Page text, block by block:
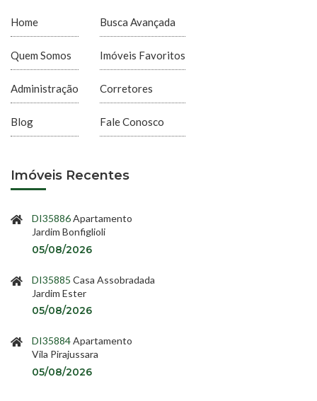
Home
Quem Somos
Administração
Blog
Busca Avançada
Imóveis Favoritos
Corretores
Fale Conosco
Imóveis Recentes
DI35886Apartamento
Jardim Bonfiglioli
05/08/2026
DI35885 Casa Assobradada
Jardim Ester
05/08/2026
DI35884Apartamento
Vila Pirajussara
05/08/2026